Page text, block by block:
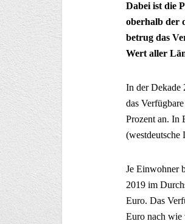
Dabei ist die
oberhalb der
betrug das
Wert aller
In der Dekade
das
Prozent an. In
(westdeutsche
Je Einwohner
2019 im
Euro. Das
Euro nach wie